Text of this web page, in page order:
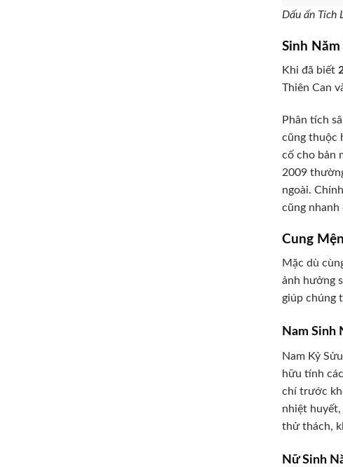
Dấu ấn Tích
Sinh
Khi đã biết
Thiên Can
Phân tích
cũng thuộc
cố cho bản
2009
ngoài.
cũng nhanh
Cung
Mặc dù
ảnh hưởng
giúp chúng
Nam Sinh
Nam Kỷ
hữu tính
chí trước
nhiệt huyết,
thử thách,
Nữ Sinh